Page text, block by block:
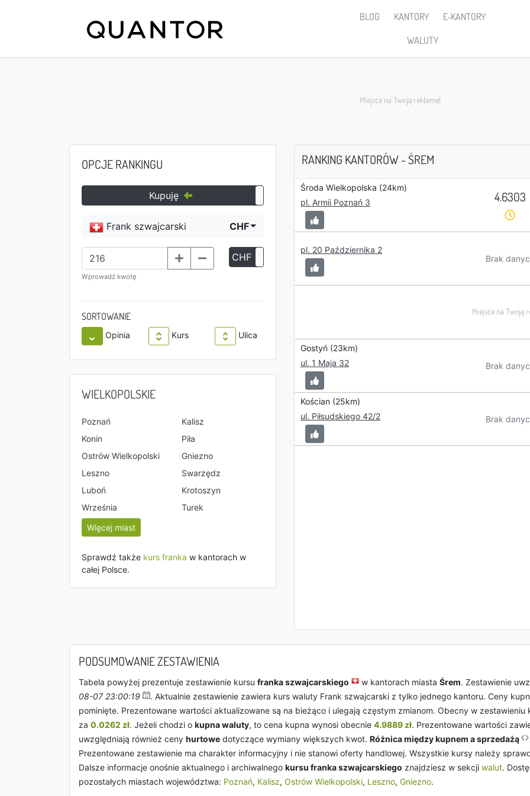
BLOG KANTORY
E-KANTORY
WALUTY
OPCJE RANKINGU
Kupuję Sprzedaję
Frank szwajcarski CHF
Wprowadź kwotę
CHF
SORTOWANIE
Opinia Kurs Ulica
WIELKOPOLSKIE
Poznań
Kalisz
Konin
Piła
Ostrów Wielkopolski
Gniezno
Leszno
Swarzędz
Luboń
Krotoszyn
Września
Turek
Więcej miast
Sprawdź także kurs franka w kantorach w
całej Polsce.
RANKING KANTORÓW - ŚREM
Środa Wielkopolska (24km)
pl. Armii Poznań 3
4.6303
pl. 20 Października 2
Brak
Gostyń (23km)
ul. 1 Maja 32
Brak
Kościan (25km)
ul. Piłsudskiego 42/2
Brak
PODSUMOWANIE ZESTAWIENIA
Tabela powyżej prezentuje zestawienie kursu franka szwajcarskiego w kantorach miasta Śrem. Zestawienie
08-07 23:00:19
. Aktualnie zestawienie zawiera kurs waluty Frank szwajcarski z tylko jednego kantoru. Ceny
pominięte. Prezentowane wartości aktualizowane są na bieżąco i ulegają częstym zmianom. Obecny w
za 0.0262 zł. Jeżeli chodzi o kupna waluty, to cena kupna wynosi obecnie 4.9889 zł. Prezentowane wartości
uwzględniają również ceny hurtowe dotyczące wymiany większych kwot. Różnica między kupnem a sprzedażą
Prezentowane zestawienie ma charakter informacyjny i nie stanowi oferty handlowej. Wszystkie kursy należy
Dalsze informacje onośnie aktualnego i archiwalnego kursu franka szwajcarskiego znajdziesz w sekcji walut.
pozostałych miastach województwa: Poznań, Kalisz, Ostrów Wielkopolski, Leszno, Gniezno.